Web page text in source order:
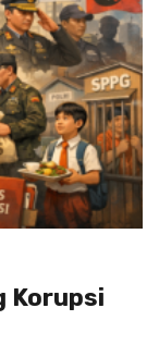
Korupsi